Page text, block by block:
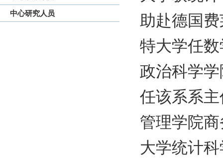
中心研究人员
助赴德国
特大学任
政治科学
任该系系
管理学院
大学统计